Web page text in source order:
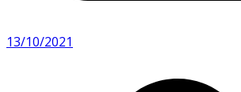
13/10/2021